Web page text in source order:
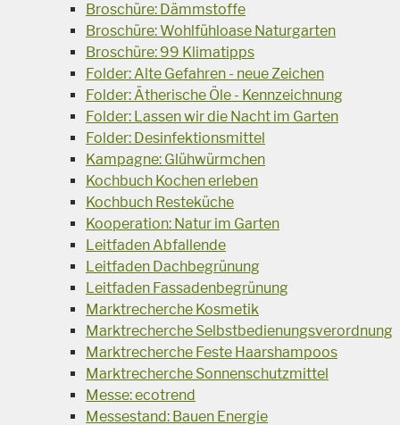
Broschüre: Dämmstoffe
Broschüre: Wohlfühloase Naturgarten
Broschüre: 99 Klimatipps
Folder: Alte Gefahren - neue Zeichen
Folder: Ätherische Öle - Kennzeichnung
Folder: Lassen wir die Nacht im Garten
Folder: Desinfektionsmittel
Kampagne: Glühwürmchen
Kochbuch Kochen erleben
Kochbuch Resteküche
Kooperation: Natur im Garten
Leitfaden Abfallende
Leitfaden Dachbegrünung
Leitfaden Fassadenbegrünung
Marktrecherche Kosmetik
Marktrecherche Selbstbedienungsverordnung
Marktrecherche Feste Haarshampoos
Marktrecherche Sonnenschutzmittel
Messe: ecotrend
Messestand: Bauen Energie